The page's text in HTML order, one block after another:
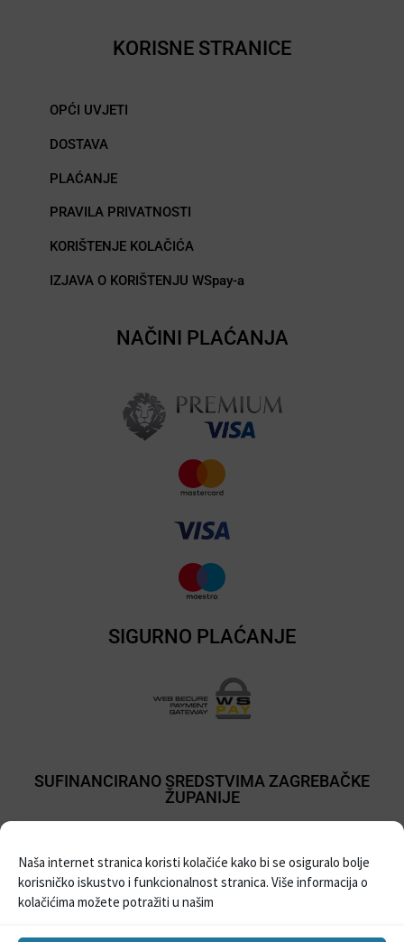
Naša internet stranica koristi kolačiće kako bi se osiguralo bolje
korisničko iskustvo i funkcionalnost stranica. Više informacija o
kolačićima možete potražiti u našim
KORISNE STRANICE
OPĆI UVJETI
DOSTAVA
PLAĆANJE
PRAVILA PRIVATNOSTI
KORIŠTENJE KOLAČIĆA
IZJAVA O KORIŠTENJU WSpay-a
NAČINI PLAĆANJA
SIGURNO PLAĆANJE
SUFINANCIRANO SREDSTVIMA ZAGREBAČKE
ŽUPANIJE